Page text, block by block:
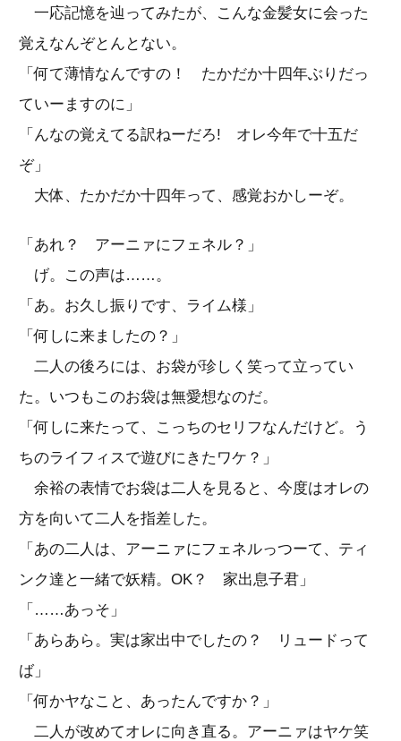
一応記憶を辿ってみたが、こんな金髪女に会った
覚えなんぞとんとない。
「何て薄情なんですの！ たかだか十四年ぶりだっ
ていーますのに」
「んなの覚えてる訳ねーだろ! オレ今年で十五だ
ぞ」
大体、たかだか十四年って、感覚おかしーぞ。
「あれ？ アーニァにフェネル？」
げ。この声は……。
「あ。お久し振りです、ライム様」
「何しに来ましたの？」
二人の後ろには、お袋が珍しく笑って立ってい
た。いつもこのお袋は無愛想なのだ。
「何しに来たって、こっちのセリフなんだけど。う
ちのライフィスで遊びにきたワケ？」
余裕の表情でお袋は二人を見ると、今度はオレの
方を向いて二人を指差した。
「あの二人は、アーニァにフェネルっつーて、ティ
ンク達と一緒で妖精。OK？ 家出息子君」
「……あっそ」
「あらあら。実は家出中でしたの？ リュードって
ば」
「何かヤなこと、あったんですか？」
二人が改めてオレに向き直る。アーニァはヤケ笑